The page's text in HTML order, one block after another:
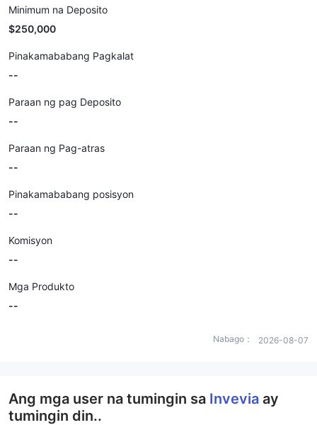
Minimum na Deposito
$250,000
Pinakamababang Pagkalat
--
Paraan ng pag Deposito
--
Paraan ng Pag-atras
--
Pinakamababang posisyon
--
Komisyon
--
Mga Produkto
--
Nabago： 2026-08-07
Ang mga user na tumingin sa Invevia ay
tumingin din..